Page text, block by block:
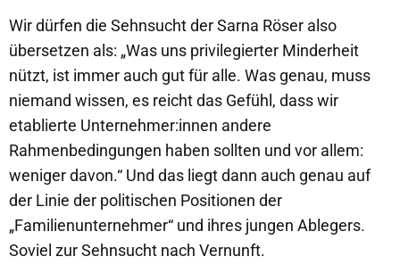
Wir dürfen die Sehnsucht der Sarna Röser also
übersetzen als: „Was uns privilegierter Minderheit
nützt, ist immer auch gut für alle. Was genau, muss
niemand wissen, es reicht das Gefühl, dass wir
etablierte Unternehmer:innen andere
Rahmenbedingungen haben sollten und vor allem:
weniger davon.“ Und das liegt dann auch genau auf
der Linie der politischen Positionen der
„Familienunternehmer“ und ihres jungen Ablegers.
Soviel zur Sehnsucht nach Vernunft.